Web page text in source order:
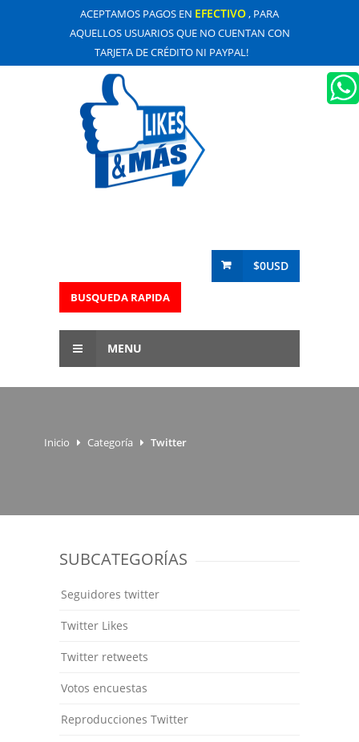
ACEPTAMOS PAGOS EN EFECTIVO, PARA
AQUELLOS USUARIOS QUE NO CUENTAN CON
TARJETA DE CRÉDITO NI PAYPAL!
$0USD
BUSQUEDA RAPIDA
MENU
Inicio Categoría Twitter
SUBCATEGORÍAS
Seguidores twitter
Twitter Likes
Twitter retweets
Votos encuestas
Reproducciones Twitter